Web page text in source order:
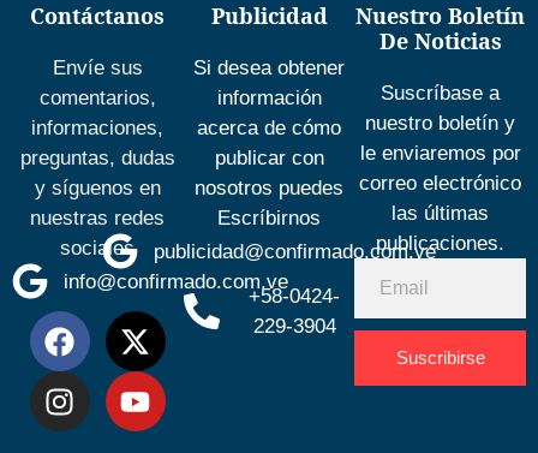
Contáctanos
Envíe sus
comentarios,
informaciones,
preguntas, dudas
y síguenos en
nuestras redes
sociales
info@confirmado.com.ve
Publicidad
Si desea obtener
información
acerca de cómo
publicar con
nosotros puedes
Escríbirnos
publicidad@confirmado.com.ve
+58-0424-
229-3904
Nuestro Boletín
De Noticias
Suscríbase a
nuestro boletín y
le enviaremos por
correo electrónico
las últimas
publicaciones.
Suscribirse